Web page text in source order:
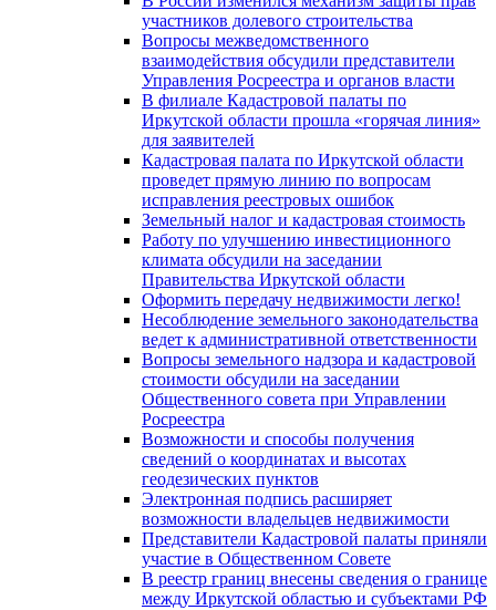
участников долевого строительства
Вопросы межведомственного
взаимодействия обсудили представители
Управления Росреестра и органов власти
В филиале Кадастровой палаты по
Иркутской области прошла «горячая линия»
для заявителей
Кадастровая палата по Иркутской области
проведет прямую линию по вопросам
исправления реестровых ошибок
Земельный налог и кадастровая стоимость
Работу по улучшению инвестиционного
климата обсудили на заседании
Правительства Иркутской области
Оформить передачу недвижимости легко!
Несоблюдение земельного законодательства
ведет к административной ответственности
Вопросы земельного надзора и кадастровой
стоимости обсудили на заседании
Общественного совета при Управлении
Росреестра
Возможности и способы получения
сведений о координатах и высотах
геодезических пунктов
Электронная подпись расширяет
возможности владельцев недвижимости
Представители Кадастровой палаты приняли
участие в Общественном Совете
В реестр границ внесены сведения о границе
между Иркутской областью и субъектами РФ